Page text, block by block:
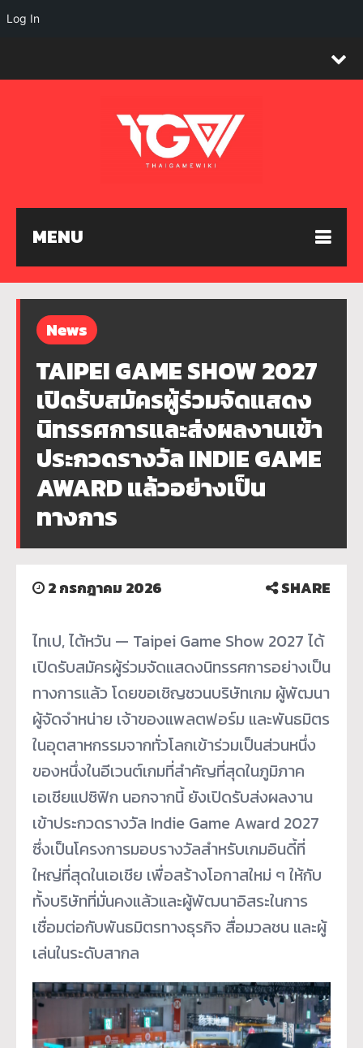
MENU
News
TAIPEI GAME SHOW 2027
เปิดรับสมัครผู้ร่วมจัดแสดง
นิทรรศการและส่งผลงานเข้า
ประกวดรางวัล INDIE GAME
AWARD แล้วอย่างเป็น
ทางการ
2 กรกฎาคม 2026 SHARE
ไทเป, ไต้หวัน — Taipei Game Show 2027 ได้
เปิดรับสมัครผู้ร่วมจัดแสดงนิทรรศการอย่างเป็น
ทางการแล้ว โดยขอเชิญชวนบริษัทเกม ผู้พัฒนา
ผู้จัดจำหน่าย เจ้าของแพลตฟอร์ม และพันธมิตร
ในอุตสาหกรรมจากทั่วโลกเข้าร่วมเป็นส่วนหนึ่ง
ของหนึ่งในอีเวนต์เกมที่สำคัญที่สุดในภูมิภาค
เอเชียแปซิฟิก นอกจากนี้ ยังเปิดรับส่งผลงาน
เข้าประกวดรางวัล Indie Game Award 2027
ซึ่งเป็นโครงการมอบรางวัลสำหรับเกมอินดี้ที่
ใหญ่ที่สุดในเอเชีย เพื่อสร้างโอกาสใหม่ ๆ ให้กับ
ทั้งบริษัทที่มั่นคงแล้วและผู้พัฒนาอิสระในการ
เชื่อมต่อกับพันธมิตรทางธุรกิจ สื่อมวลชน และผู้
เล่นในระดับสากล
Log In